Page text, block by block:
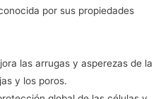
por sus propiedades
las arrugas y asperezas de la
y los poros.